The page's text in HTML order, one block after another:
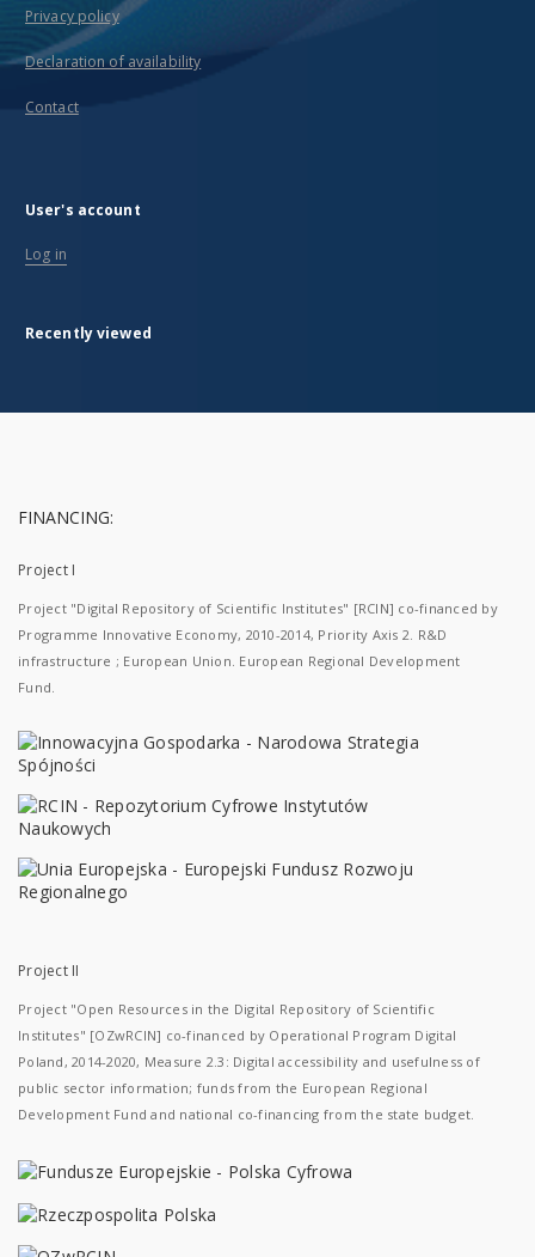
Privacy policy
Declaration of availability
Contact
User's account
Log in
Recently viewed
FINANCING:
Project I
Project "Digital Repository of Scientific Institutes" [RCIN] co-financed by
Programme Innovative Economy, 2010-2014, Priority Axis 2. R&D
infrastructure ; European Union. European Regional Development
Fund.
Project II
Project "Open Resources in the Digital Repository of Scientific
Institutes" [OZwRCIN] co-financed by Operational Program Digital
Poland, 2014-2020, Measure 2.3: Digital accessibility and usefulness of
public sector information; funds from the European Regional
Development Fund and national co-financing from the state budget.